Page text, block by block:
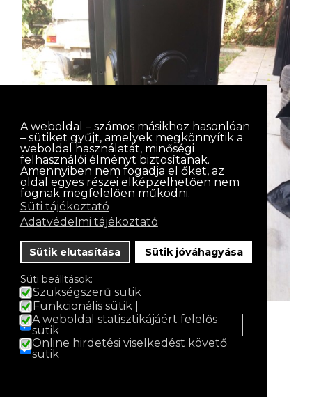
A weboldal – számos másikhoz hasonlóan
– sütiket gyűjt, amelyek megkönnyítik a
weboldal használatát, minőségi
felhasználói élményt biztosítanak.
Amennyiben nem fogadja el őket, az
oldal egyes részei elképzelhetően nem
fognak megfelelően működni.
Süti tájékoztató
Adatvédelmi tájékoztató
Sütik elutasítása Sütik jóváhagyása
Süti beálltások:
Szükségszerű sütik
Funkcionális sütik
A weboldal statisztikájáért felelős
sütik
Online hirdetési viselkedést követő
sütik
P04.Posztamens 4 db-os
Fogyasztói ár áfa nélkül: